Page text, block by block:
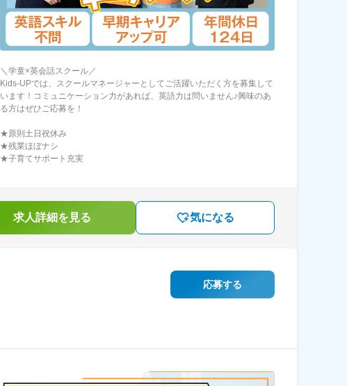
＼学童×英会話スクール／
Kids-UPでは、スクールマネージャーとしてご活躍いただく方を募集して
います！コミュニケーション力があれば、英語力は問いません♪興味のあ
る方はぜひご応募を！
★原則土日祝休み
★残業ほぼナシ
★子育てサポート充実
求人詳細を見る 気になる
応募する